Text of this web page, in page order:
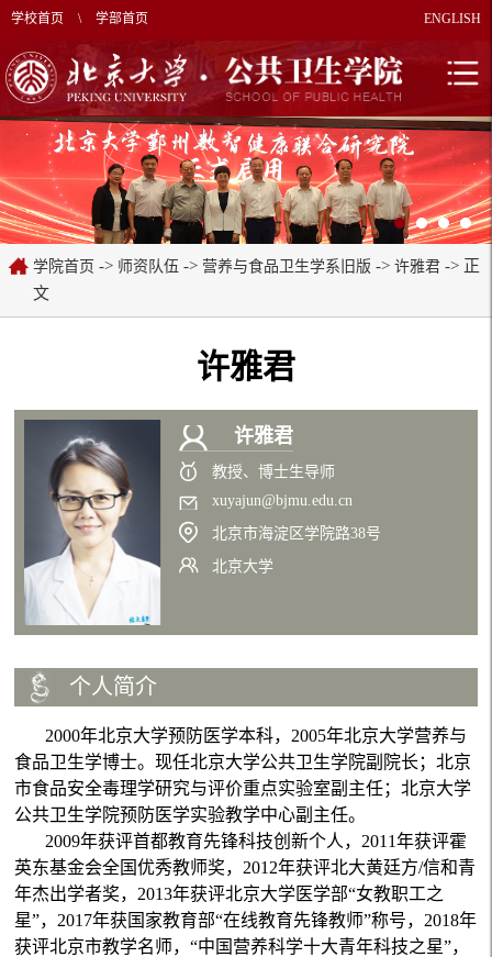
学校首页 \ 学部首页 ENGLISH
学院首页 -> 师资队伍 -> 营养与食品卫生学系旧版 -> 许雅君 -> 正
文
许雅君
许雅君
教授、博士生导师
xuyajun@bjmu.edu.cn
北京市海淀区学院路38号
北京大学
个人简介
2000年北京大学预防医学本科，2005年北京大学营养与
食品卫生学博士。现任北京大学公共卫生学院副院长；北京
市食品安全毒理学研究与评价重点实验室副主任；北京大学
公共卫生学院预防医学实验教学中心副主任。
2009年获评首都教育先锋科技创新个人，2011年获评霍
英东基金会全国优秀教师奖，2012年获评北大黄廷方/信和青
年杰出学者奖，2013年获评北京大学医学部“女教职工之
星”，2017年获国家教育部“在线教育先锋教师”称号，2018年
获评北京市教学名师，“中国营养科学十大青年科技之星”，